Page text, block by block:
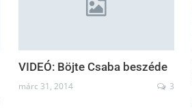
VIDEÓ: Böjte Csaba beszéde
márc 31, 2014 3